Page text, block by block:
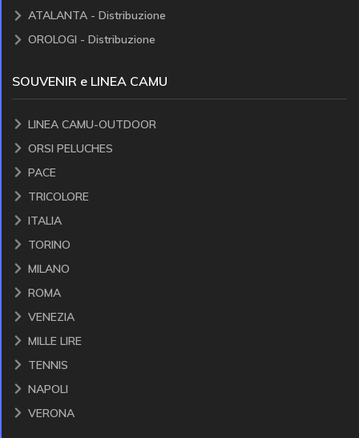
ATALANTA - Distribuzione
OROLOGI - Distribuzione
SOUVENIR e LINEA CAMU
LINEA CAMU-OUTDOOR
ORSI PELUCHES
PACE
TRICOLORE
ITALIA
TORINO
MILANO
ROMA
VENEZIA
MILLE LIRE
TENNIS
NAPOLI
VERONA